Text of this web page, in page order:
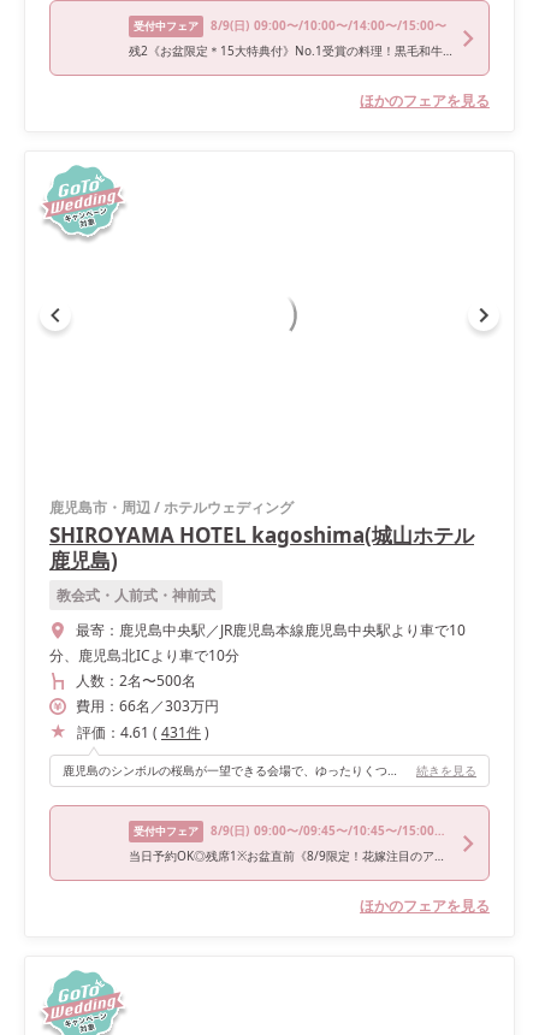
受付中フェア 8/9(日) 09:00〜/10:00〜/14:00〜/15:00〜
残2《お盆限定＊15大特典付》No.1受賞の料理！黒毛和牛コース無料試食＆ドレス試着体験fair
ほかのフェアを見る
鹿児島市・周辺/ホテルウェディング
SHIROYAMA HOTEL kagoshima(城山ホテル
鹿児島)
教会式・人前式・神前式
最寄： 鹿児島中央駅／JR鹿児島本線鹿児島中央駅より車で10
分、鹿児島北ICより車で10分
人数： 2名〜500名
費用： 66名 ／303万円
評価： 4.61 ( 431件)
鹿児島のシンボルの桜島が一望できる会場で、ゆったりくつろげるソファー席や、オープンキッチンが魅力的でした。 続きを見る
受付中フェア 8/9(日) 09:00〜/09:45〜/10:45〜/15:00〜/16:00〜
当日予約OK◎残席1※お盆直前《8/9限定！花嫁注目のアイテムBIG》美食×憧れ花嫁体験会
ほかのフェアを見る